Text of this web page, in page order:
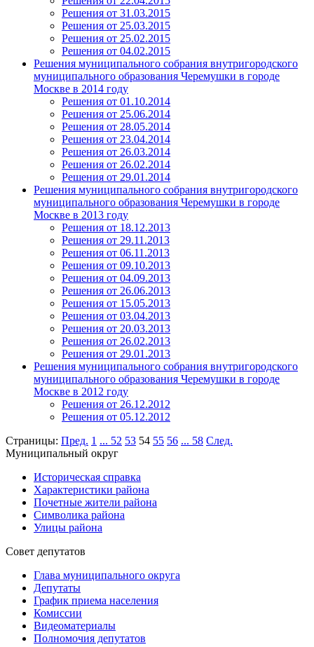
Решения от 31.03.2015
Решения от 25.03.2015
Решения от 25.02.2015
Решения от 04.02.2015
Решения муниципального собрания внутригородского
муниципального образования Черемушки в городе
Москве в 2014 году
Решения от 01.10.2014
Решения от 25.06.2014
Решения от 28.05.2014
Решения от 23.04.2014
Решения от 26.03.2014
Решения от 26.02.2014
Решения от 29.01.2014
Решения муниципального собрания внутригородского
муниципального образования Черемушки в городе
Москве в 2013 году
Решения от 18.12.2013
Решения от 29.11.2013
Решения от 06.11.2013
Решения от 09.10.2013
Решения от 04.09.2013
Решения от 26.06.2013
Решения от 15.05.2013
Решения от 03.04.2013
Решения от 20.03.2013
Решения от 26.02.2013
Решения от 29.01.2013
Решения муниципального собрания внутригородского
муниципального образования Черемушки в городе
Москве в 2012 году
Решения от 26.12.2012
Решения от 05.12.2012
Страницы: Пред. 1 ... 52 53 54 55 56 ... 58 След.
Муниципальный округ
Историческая справка
Характеристики района
Почетные жители района
Символика района
Улицы района
Совет депутатов
Глава муниципального округа
Депутаты
График приема населения
Комиссии
Видеоматериалы
Полномочия депутатов